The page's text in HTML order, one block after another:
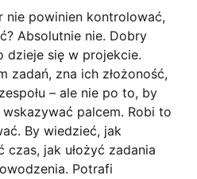
nie powinien kontrolować,
Absolutnie nie. Dobry
dzieje się w projekcie.
zadań, zna ich złożoność,
– ale nie po to, by
palcem. Robi to
By wiedzieć, jak
jak ułożyć zadania
Potrafi